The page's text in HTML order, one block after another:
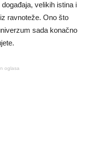
velikih istina i
ravnoteže. Ono što
sada konačno
oglasa